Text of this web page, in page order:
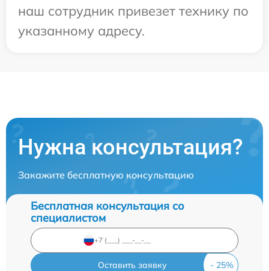
наш сотрудник привезет технику по
указанному адресу.
Нужна консультация?
Закажите бесплатную консультацию
Бесплатная консультация со
специалистом
Оставить заявку